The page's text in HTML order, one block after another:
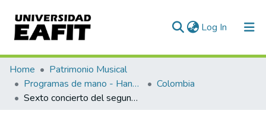
Log In (current)
Communities & Collections
All of DSpace
Home
Patrimonio Musical
Programas de mano - Hand programs
Colombia
Sexto concierto del segundo año de Medellín Pro Arte con el Quinteto de Zurich